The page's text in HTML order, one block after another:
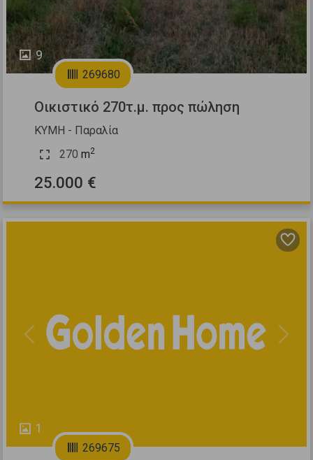
9
269680
Οικιστικό 270τ.μ. προς πώληση
ΚΥΜΗ - Παραλία
270 m2
25.000 €
1
Previous Next
269675